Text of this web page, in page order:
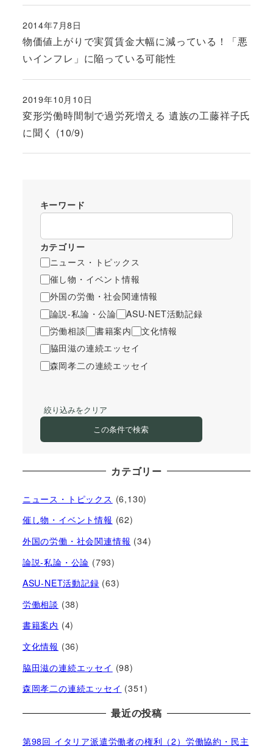
物価値上がりで実質賃金大幅に減っている！「悪
いインフレ」に陥っている可能性
投稿日
2014年7月8日
変形労働時間制で過労死増える 遺族の工藤祥子氏
に聞く (10/9)
投稿日
2019年10月10日
キーワード
カテゴリー
ニュース・トピックス
催し物・イベント情報
外国の労働・社会関連情報
論説-私論・公論
ASU-NET活動記録
労働相談
書籍案内
文化情報
脇田滋の連続エッセイ
森岡孝二の連続エッセイ
絞り込みをクリア
この条件で検索
カテゴリー
ニュース・トピックス (6,130)
催し物・イベント情報 (62)
外国の労働・社会関連情報 (34)
論説-私論・公論 (793)
ASU-NET活動記録 (63)
労働相談 (38)
書籍案内 (4)
文化情報 (36)
脇田滋の連続エッセイ (98)
森岡孝二の連続エッセイ (351)
最近の投稿
第98回 イタリア派遣労働者の権利（2）労働協約・民主